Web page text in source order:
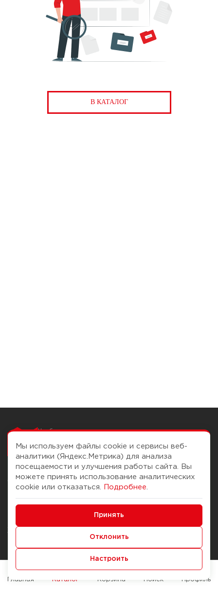
В КАТАЛОГ
Чтобы вам легко
О компании
История Компании
Журнал
Наши марки
Брендирование
Помощь
Доставка и оплата
Способы оплаты
Служба контроля качества
Мы используем файлы cookie и сервисы веб-
аналитики (Яндекс.Метрика) для анализа
посещаемости и улучшения работы сайта. Вы
можете принять использование аналитических
cookie или отказаться.
Подробнее
Принять
Отклонить
Настроить
Главная Каталог Корзина Поиск Профиль